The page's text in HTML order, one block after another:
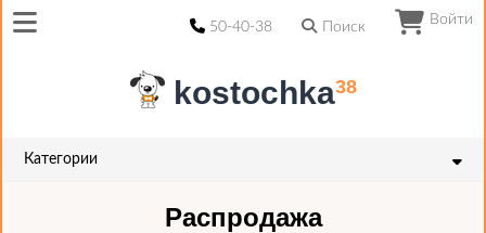
Войти
50-40-38 Поиск
kostochka38
Категории
Распродажа